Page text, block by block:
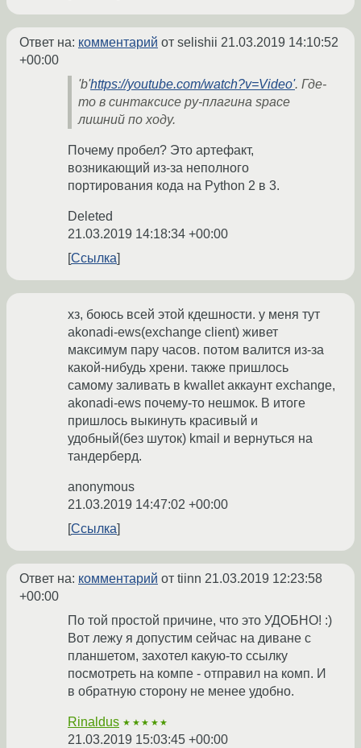
Ответ на: комментарий от selishii 21.03.2019 14:10:52
+00:00
'b'https://youtube.com/watch?v=Video'. Где-
то в синтаксисе py-плагина space
лишний по ходу.
Почему пробел? Это артефакт,
возникающий из-за неполного
портирования кода на Python 2 в 3.
Deleted
21.03.2019 14:18:34 +00:00
Ссылка
хз, боюсь всей этой кдешности. у меня тут
akonadi-ews(exchange client) живет
максимум пару часов. потом валится из-за
какой-нибудь хрени. также пришлось
самому заливать в kwallet аккаунт exchange,
akonadi-ews почему-то нешмок. В итоге
пришлось выкинуть красивый и
удобный(без шуток) kmail и вернуться на
тандерберд.
anonymous
21.03.2019 14:47:02 +00:00
Ссылка
Ответ на: комментарий от tiinn 21.03.2019 12:23:58
+00:00
По той простой причине, что это УДОБНО! :)
Вот лежу я допустим сейчас на диване с
планшетом, захотел какую-то ссылку
посмотреть на компе - отправил на комп. И
в обратную сторону не менее удобно.
Rinaldus ★★★★★
21.03.2019 15:03:45 +00:00